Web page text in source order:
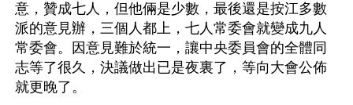
意，贊成七人，但他倆是少數，最後還是按江多數
派的意見辦，三個人都上，七人常委會就變成九人
常委會。因意見難於統一，讓中央委員會的全體同
志等了很久，決議做出已是夜裏了，等向大會公佈
就更晚了。